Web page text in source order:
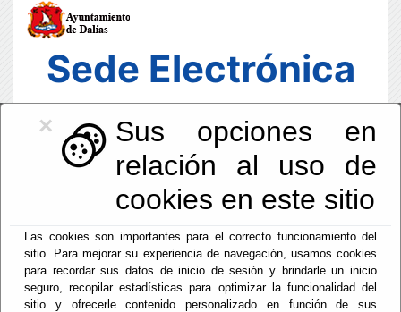
×
Sus opciones en
relación al uso de
cookies en este sitio
Las cookies son importantes para el correcto funcionamiento del
sitio. Para mejorar su experiencia de navegación, usamos cookies
para recordar sus datos de inicio de sesión y brindarle un inicio
seguro, recopilar estadísticas para optimizar la funcionalidad del
sitio y ofrecerle contenido personalizado en función de sus
Sede Electrónica